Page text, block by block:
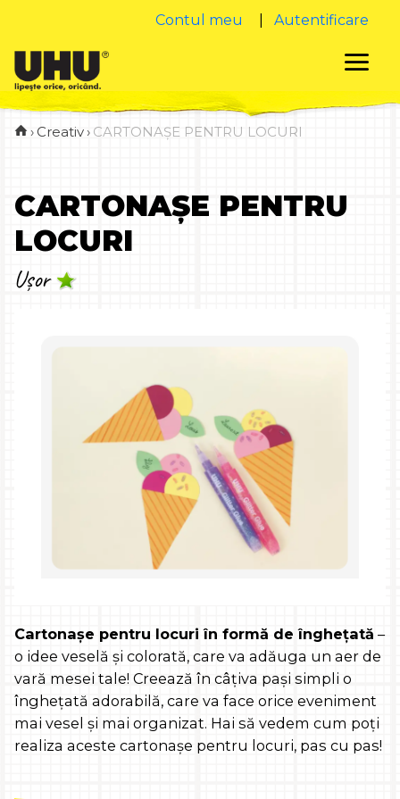
Contul meu Autentificare
› Creativ › CARTONAȘE PENTRU LOCURI
CARTONAȘE PENTRU
LOCURI
Ușor
Cartonașe pentru locuri în formă de înghețată –
o idee veselă și colorată, care va adăuga un aer de
vară mesei tale! Creează în câțiva pași simpli o
înghețată adorabilă, care va face orice eveniment
mai vesel și mai organizat. Hai să vedem cum poți
realiza aceste cartonașe pentru locuri, pas cu pas!